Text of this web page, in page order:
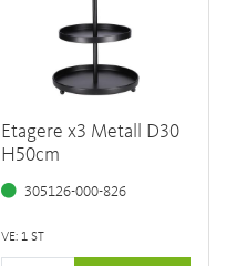
Etagere x3 Metall D30
H50cm
305126-000-826
VE: 1 ST